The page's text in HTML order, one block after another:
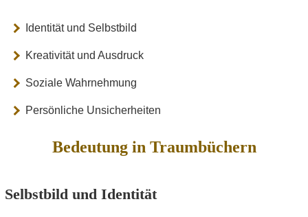
Identität und Selbstbild
Kreativität und Ausdruck
Soziale Wahrnehmung
Persönliche Unsicherheiten
Bedeutung in Traumbüchern
Selbstbild und Identität